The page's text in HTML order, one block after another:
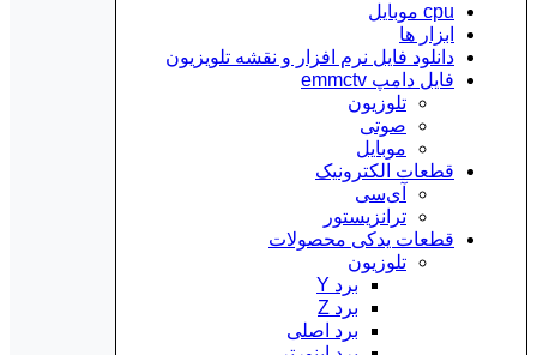
cpu موبایل
ابزار ها
دانلود فایل نرم افزار و نقشه تلویزیون
فایل دامپ emmctv
تلوزیون
صوتی
موبایل
قطعات الکترونیک
آی‌سی
ترانزیستور
قطعات یدکی محصولات
تلوزیون
برد Y
برد Z
برد اصلی